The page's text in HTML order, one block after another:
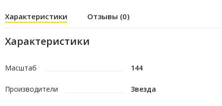
Характеристики Отзывы (0)
Характеристики
Масштаб 144
Производители Звезда